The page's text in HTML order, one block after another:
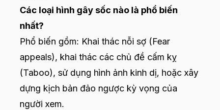
Các loại hình gây sốc nào là phổ biến
nhất?
Phổ biến gồm: Khai thác nỗi sợ (Fear
appeals), khai thác các chủ đề cấm kỵ
(Taboo), sử dụng hình ảnh kinh dị, hoặc xây
dựng kịch bản đảo ngược kỳ vọng của
người xem.